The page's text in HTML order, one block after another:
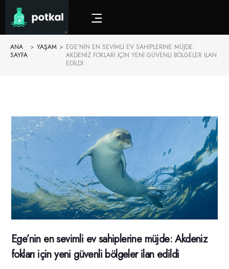
ANA
SAYFA
> YAŞAM > EGE’NIN EN SEVIMLI EV SAHIPLERINE MÜJDE:
AKDENIZ FOKLARI IÇIN YENI GÜVENLI BÖLGELER ILAN
EDILDI
Ege’nin en sevimli ev sahiplerine müjde: Akdeniz
fokları için yeni güvenli bölgeler ilan edildi